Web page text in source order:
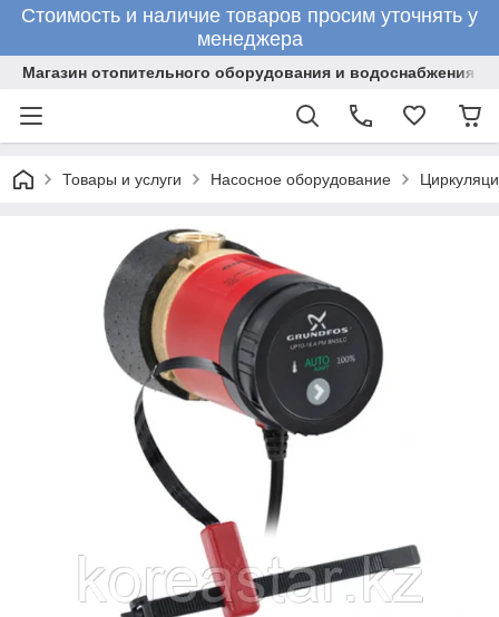
Стоимость и наличие товаров просим уточнять у
менеджера
Магазин отопительного оборудования и водоснабжения
Товары и услуги Насосное оборудование